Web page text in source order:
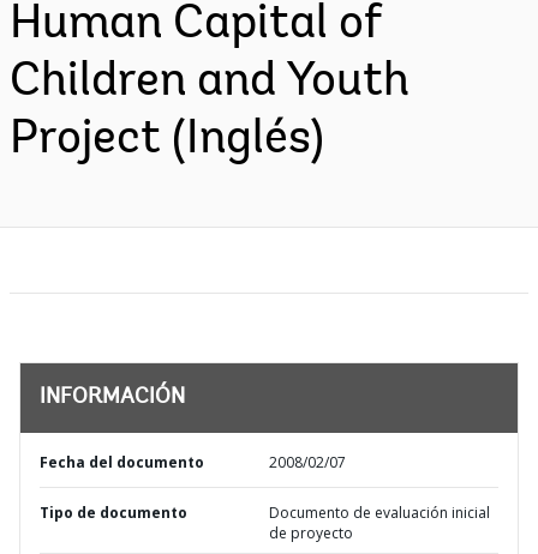
Human Capital of
Children and Youth
Project (Inglés)
INFORMACIÓN
Fecha del documento 2008/02/07
Tipo de documento
Documento de evaluación inicial
de proyecto